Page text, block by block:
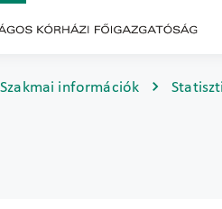
Szakmai információk